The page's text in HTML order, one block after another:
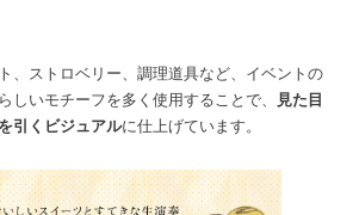
、ストロベリー、調理道具など、イベントの
しいモチーフを多く使用することで、
見た目
引くビジュアルに仕上げています。